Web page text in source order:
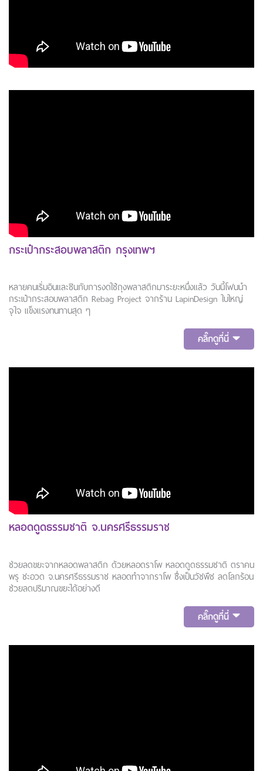
กระเป๋ากระสอบพลาสติก กรุงเทพฯ
หลายคนเริ่มอินและชินกับการงดใช้ถุงพลาสติกมาระยะหนึ่งแล้ว วันนี้โฟนนำ
กระเป๋ากระสอบพลาสติก Rebag Project จากร้าน LapinDesign ใบใหญ่
จุใจ แข็งแรงทนทานสุด ๆ
คลิ๊กดูที่นี่
หลอดดูดธรรมชาติ จ.นครศรีธรรมราช
ช่วยลดขยะจากหลอดพลาสติก ด้วยหลอดราโพ หลอดดูดธรรมชาติ ตราคน
พรุ ชะอวด จ.นครศรีธรรมราช หลอดทำจากราโพ ซึ่งเป็นวัชพืช ลดโลกร้อน
ช่วยลดปริมาณขยะได้อย่างดี
คลิ๊กดูที่นี่